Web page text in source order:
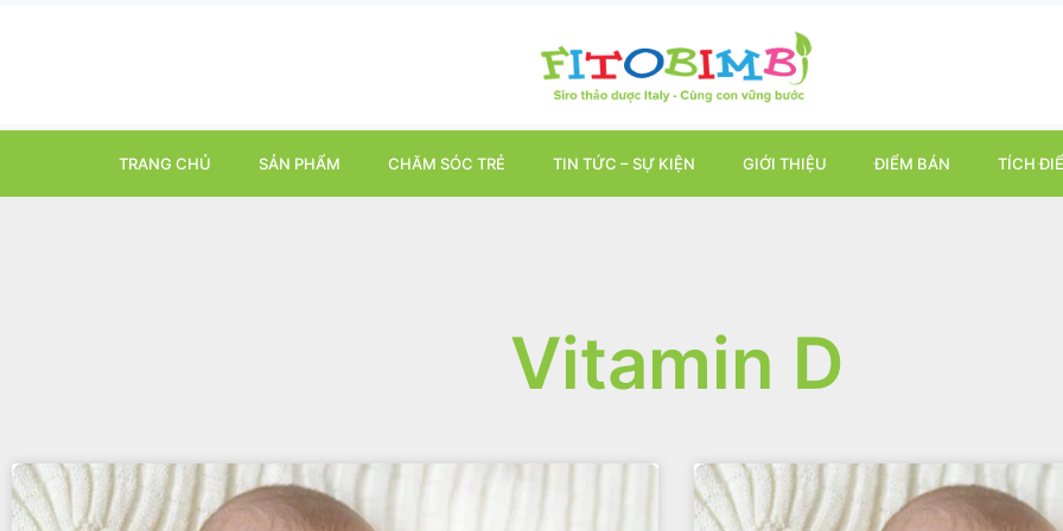
TRANG CHỦ SẢN PHẨM CHĂM SÓC TRẺ TIN TỨC – SỰ KIỆN GIỚI THIỆU ĐIỂM BÁN TÍCH
Vitamin D